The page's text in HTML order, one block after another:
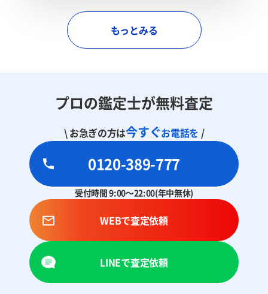
もっとみる
プロの鑑定士が無料査定
\ お急ぎの方は今すぐお電話を /
0120-389-777
受付時間 9:00～22:00(年中無休)
WEBで査定依頼
LINEで査定依頼